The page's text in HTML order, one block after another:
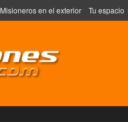
Misioneros en el exterior Tu espacio